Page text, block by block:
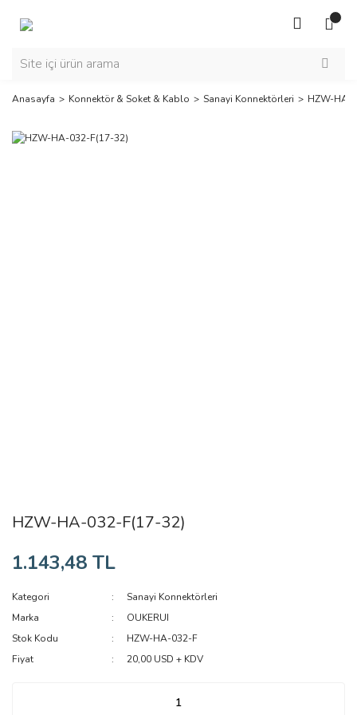
Anasayfa Konnektör & Soket & Kablo Sanayi Konnektörleri HZW-HA-
HZW-HA-032-F(17-32)
1.143,48 TL
Kategori
Sanayi Konnektörleri
Marka
OUKERUI
Stok Kodu
HZW-HA-032-F
Fiyat
20,00 USD + KDV